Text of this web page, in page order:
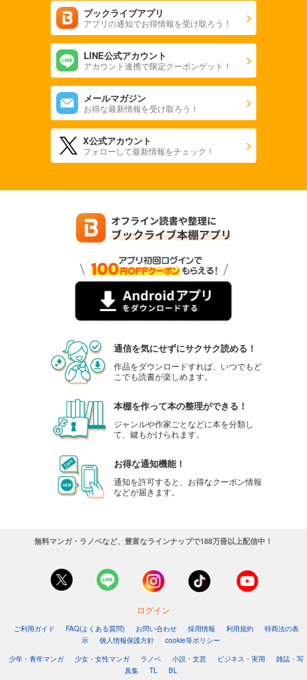
ブックライブアプリ
アプリの通知でお得情報を受け取ろう！
LINE公式アカウント
アカウント連携で限定クーポンゲット！
メールマガジン
お得な最新情報を受け取ろう！
X公式アカウント
フォローして最新情報をチェック！
通信を気にせずにサクサク読める！
作品をダウンロードすれば、いつでもど
こでも読書が楽しめます。
本棚を作って本の整理ができる！
ジャンルや作家ごとなどに本を分類し
て、鍵もかけられます。
お得な通知機能！
通知を許可すると、お得なクーポン情報
などが届きます。
無料マンガ・ラノベなど、豊富なラインナップで188万冊以上配信中！
ログイン
ご利用ガイド FAQ(よくある質問) お問い合わせ 採用情報 利用規約
特商法の表
示
個人情報保護方針
cookie等ポリシー
少年・青年マンガ
少女・女性マンガ ラノベ 小説・文芸 ビジネス・実用
雑誌・写
真集
TL BL